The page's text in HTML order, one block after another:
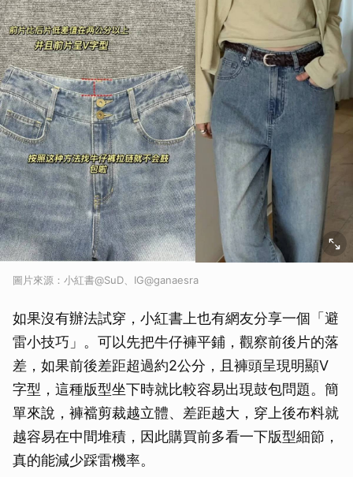
圖片來源：小紅書@SuD、IG@ganaesra
如果沒有辦法試穿，小紅書上也有網友分享一個「避
雷小技巧」。可以先把牛仔褲平鋪，觀察前後片的落
差，如果前後差距超過約2公分，且褲頭呈現明顯V
字型，這種版型坐下時就比較容易出現鼓包問題。簡
單來說，褲襠剪裁越立體、差距越大，穿上後布料就
越容易在中間堆積，因此購買前多看一下版型細節，
真的能減少踩雷機率。